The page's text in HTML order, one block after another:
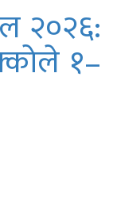
२०२६:
१–